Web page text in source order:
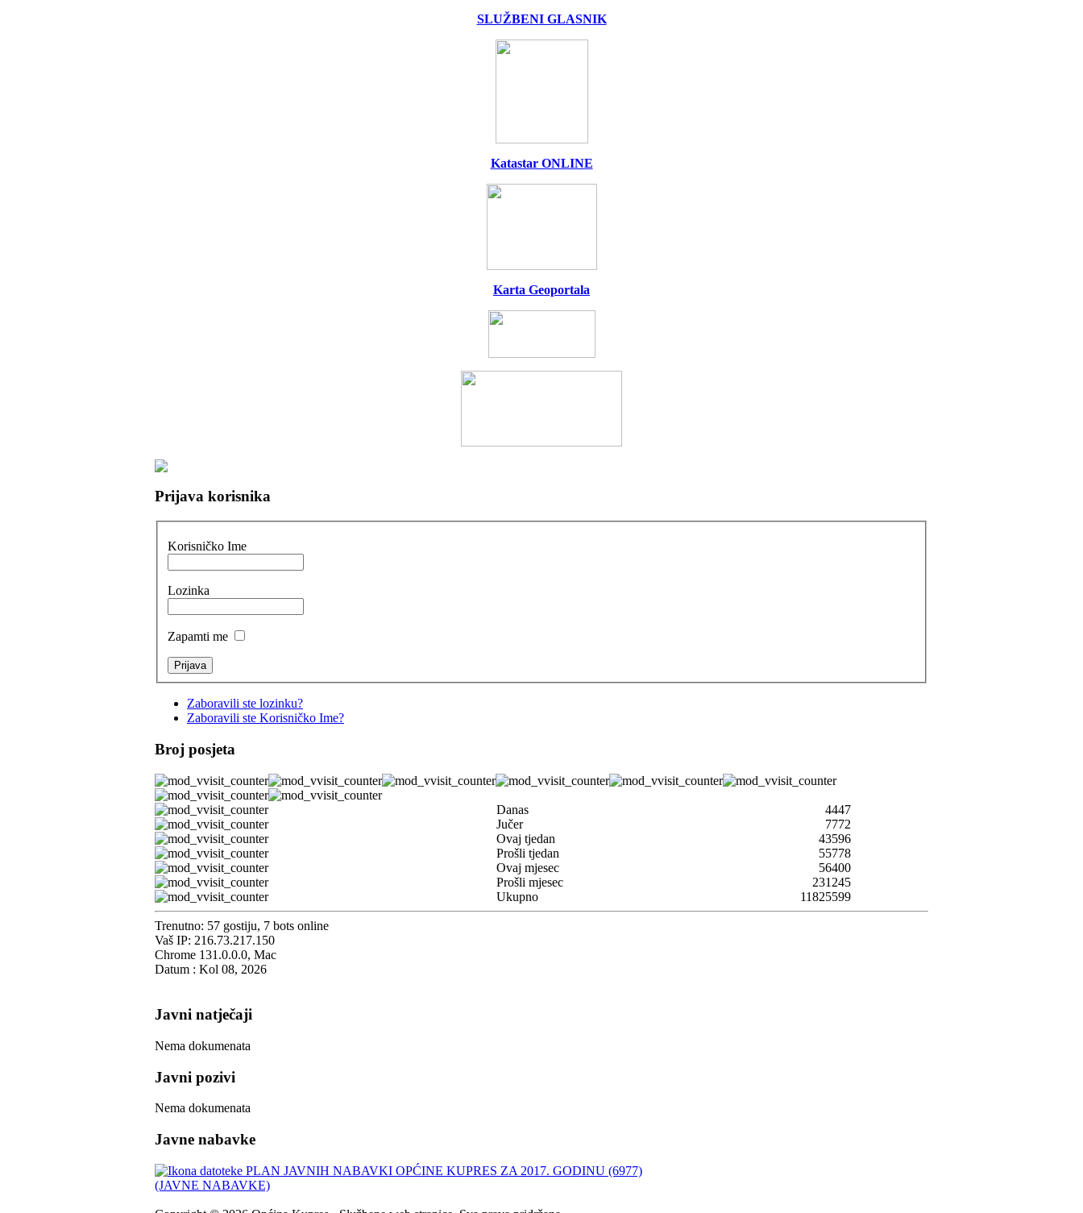
SLUŽBENI GLASNIK
Katastar ONLINE
Karta Geoportala
Prijava korisnika
Korisničko Ime
Lozinka
Zapamti me
Zaboravili ste lozinku?
Zaboravili ste Korisničko Ime?
Broj posjeta
Danas
4447
Jučer
7772
Ovaj tjedan
43596
Prošli tjedan
55778
Ovaj mjesec
56400
Prošli mjesec
231245
Ukupno
11825599
Trenutno: 57 gostiju, 7 bots online
Vaš IP: 216.73.217.150
Chrome 131.0.0.0, Mac
Datum : Kol 08, 2026
Javni natječaji
Nema dokumenata
Javni pozivi
Nema dokumenata
Javne nabavke
PLAN JAVNIH NABAVKI OPĆINE KUPRES ZA 2017. GODINU (6977)
(JAVNE NABAVKE)